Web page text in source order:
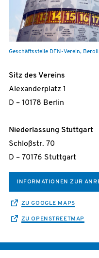
Geschäftsstelle DFN-Verein,
Sitz des Vereins
Alexanderplatz 1
D – 10178 Berlin
Niederlassung Stuttgart
Schloßstr. 70
D – 70176 Stuttgart
INFORMATIONEN ZUR
ZU GOOGLE MAPS
ZU OPENSTREETMAP